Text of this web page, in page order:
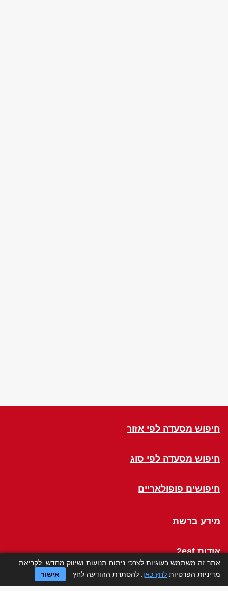
חיפוש מסעדה לפי אזור
חיפוש מסעדה לפי סוג
חיפושים פופולאריים
מידע ברשת
אודות 2eat
Click a Table
אתר זה משתמש בעוגיות לצרכי ניתוח תנועות ושיווק מחדש. לקריאת
מדיניות הפרטיות לחץ כאן . להסתרת ההודעה לחץ אישור